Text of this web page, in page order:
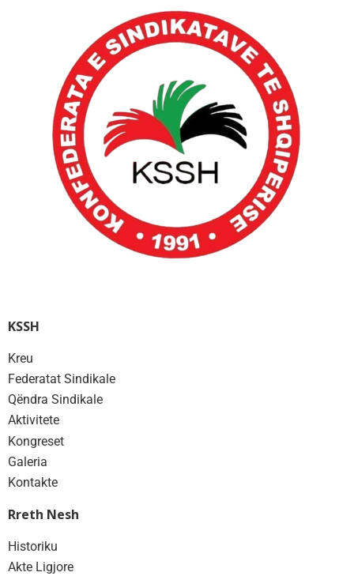
KSSH
Kreu
Federatat Sindikale
Qëndra Sindikale
Aktivitete
Kongreset
Galeria
Kontakte
Rreth Nesh
Historiku
Akte Ligjore